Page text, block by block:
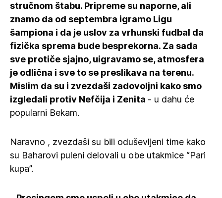
stručnom štabu. Pripreme su naporne, ali
znamo da od septembra igramo Ligu
šampiona i da je uslov za vrhunski fudbal da
fizička sprema bude besprekorna. Za sada
sve protiče sjajno, uigravamo se, atmosfera
je odlična i sve to se preslikava na terenu.
Mislim da su i zvezdaši zadovoljni kako smo
izgledali protiv Nefčija i Zenita - u dahu će
popularni Bekam.
Naravno , zvezdaši su bili oduševljeni time kako
su Baharovi puleni delovali u obe utakmice “Pari
kupa”.